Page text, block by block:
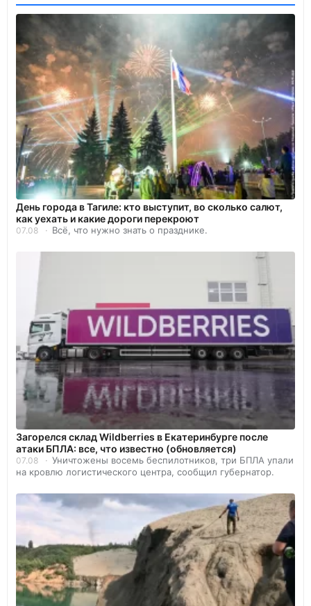
День города в Тагиле: кто выступит, во сколько салют,
как уехать и какие дороги перекроют
07.08 Всё, что нужно знать о празднике.
Загорелся склад Wildberries в Екатеринбурге после
атаки БПЛА: все, что известно (обновляется)
07.08
Уничтожены восемь беспилотников, три БПЛА упали
на кровлю логистического центра, сообщил губернатор.